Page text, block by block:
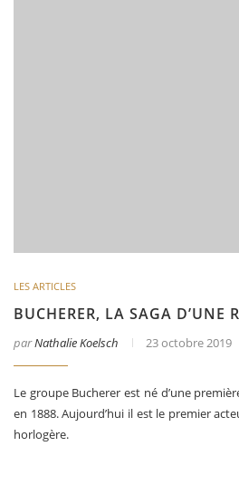
LES ARTICLES
BUCHERER, LA SAGA D’UNE
parNathalie Koelsch 23 octobre 2019
Le groupe Bucherer est né d’une
en 1888. Aujourd’hui il est le premier
horlogère.